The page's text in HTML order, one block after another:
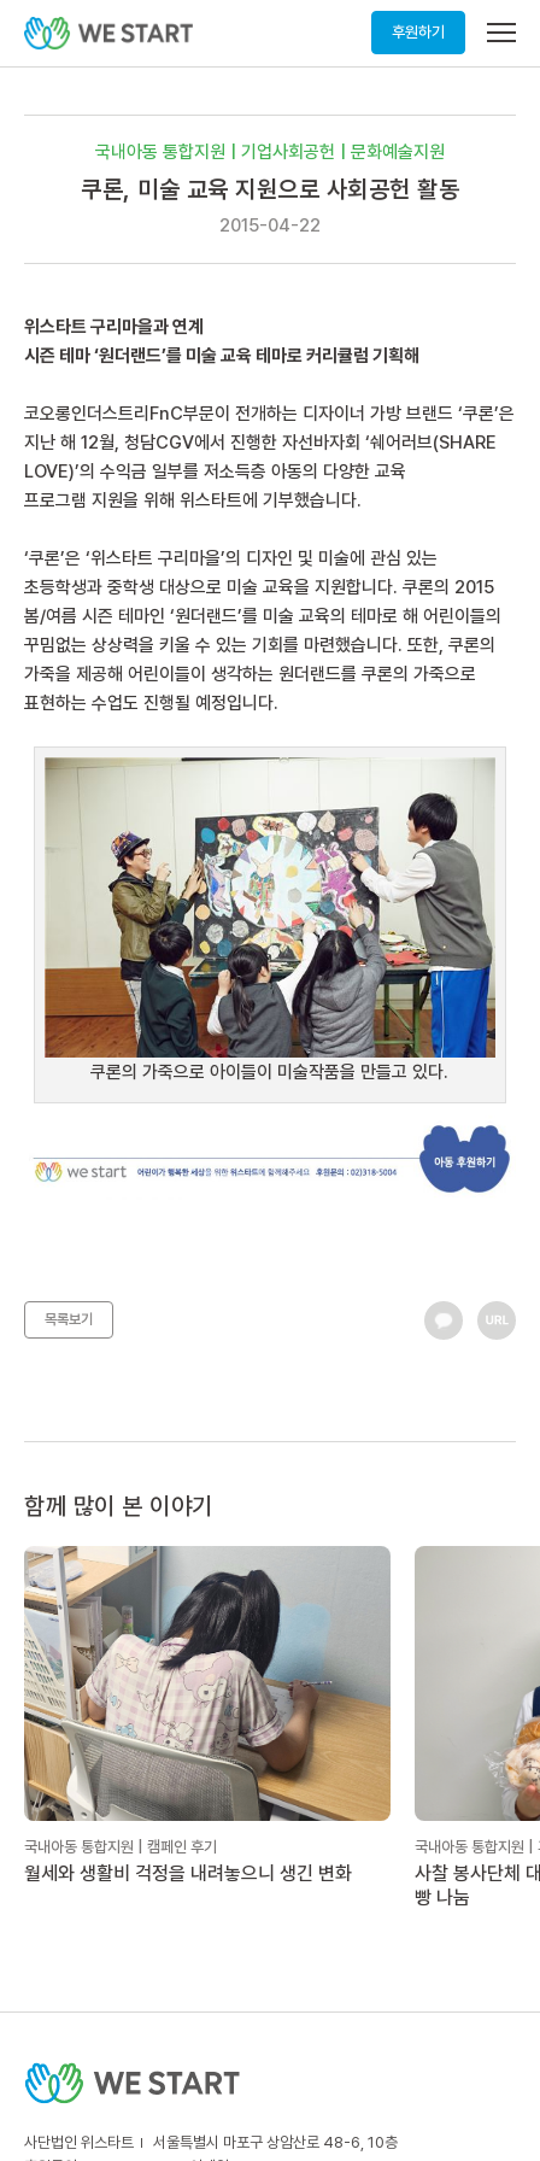
후원하기
메
열
국내아동 통합지원 | 기업사회공헌 | 문화예술지원
쿠론, 미술 교육 지원으로 사회공헌 활동
2015-04-22
위스타트 구리마을과 연계
시즌 테마 ‘원더랜드’를 미술 교육 테마로 커리큘럼 기획해
코오롱인더스트리FnC부문이 전개하는 디자이너 가방 브랜드 ‘쿠론’은
지난 해 12월, 청담CGV에서 진행한 자선바자회 ‘쉐어러브(SHARE
LOVE)’의 수익금 일부를 저소득층 아동의 다양한 교육
프로그램 지원을 위해 위스타트에 기부했습니다.
‘쿠론’은 ‘위스타트 구리마을’의 디자인 및 미술에 관심 있는
초등학생과 중학생 대상으로 미술 교육을 지원합니다. 쿠론의 2015
봄/여름 시즌 테마인 ‘원더랜드’를 미술 교육의 테마로 해 어린이들의
꾸밈없는 상상력을 키울 수 있는 기회를 마련했습니다. 또한, 쿠론의
가죽을 제공해 어린이들이 생각하는 원더랜드를 쿠론의 가죽으로
표현하는 수업도 진행될 예정입니다.
쿠론의 가죽으로 아이들이 미술작품을 만들고 있다.
목록보기
함께 많이 본 이야기
국내아동 통합지원 | 캠페인 후기
월세와 생활비 걱정을 내려놓으니 생긴 변화
국내아동 통합지원 |
사찰 봉사단체
빵 나눔
사단법인 위스타트
서울특별시 마포구 상암산로 48-6, 10층